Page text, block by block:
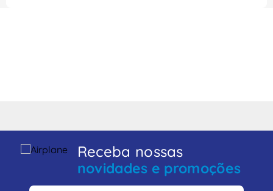
Receba nossas
novidades e promoções